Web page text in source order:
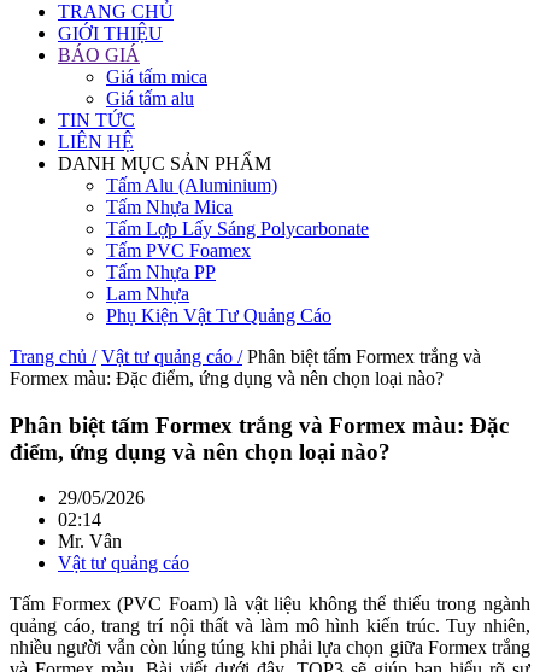
TRANG CHỦ
GIỚI THIỆU
BÁO GIÁ
Giá tấm mica
Giá tấm alu
TIN TỨC
LIÊN HỆ
DANH MỤC SẢN PHẨM
Tấm Alu (Aluminium)
Tấm Nhựa Mica
Tấm Lợp Lấy Sáng Polycarbonate
Tấm PVC Foamex
Tấm Nhựa PP
Lam Nhựa
Phụ Kiện Vật Tư Quảng Cáo
Trang chủ / Vật tư quảng cáo / Phân biệt tấm Formex trắng và
Formex màu: Đặc điểm, ứng dụng và nên chọn loại nào?
Phân biệt tấm Formex trắng và Formex màu: Đặc
điểm, ứng dụng và nên chọn loại nào?
29/05/2026
02:14
Mr. Vân
Vật tư quảng cáo
Tấm Formex (PVC Foam) là vật liệu không thể thiếu trong ngành
quảng cáo, trang trí nội thất và làm mô hình kiến trúc. Tuy nhiên,
nhiều người vẫn còn lúng túng khi phải lựa chọn giữa Formex trắng